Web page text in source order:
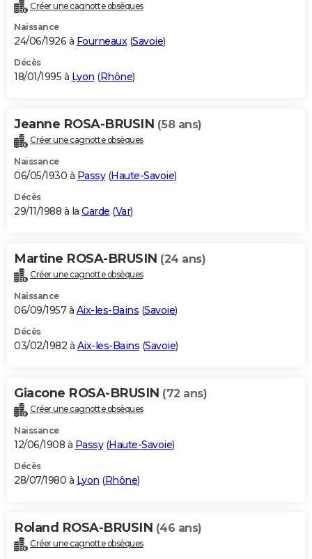
Créer une cagnotte obsèques
Naissance
24/06/1926 à Fourneaux(Savoie)
Décès
18/01/1995 à Lyon (Rhône)
Jeanne ROSA-BRUSIN (58 ans)
Créer une cagnotte obsèques
Naissance
06/05/1930 à Passy(Haute-Savoie)
Décès
29/11/1988 à la Garde (Var)
Martine ROSA-BRUSIN (24 ans)
Créer une cagnotte obsèques
Naissance
06/09/1957 à Aix-les-Bains (Savoie)
Décès
03/02/1982 à Aix-les-Bains (Savoie)
Giacone ROSA-BRUSIN (72 ans)
Créer une cagnotte obsèques
Naissance
12/06/1908 à Passy(Haute-Savoie)
Décès
28/07/1980 à Lyon (Rhône)
Roland ROSA-BRUSIN (46 ans)
Créer une cagnotte obsèques